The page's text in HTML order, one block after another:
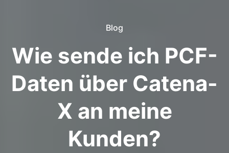
Blog
Wie sende ich PCF-
Daten über Catena-
X an meine
Kunden?